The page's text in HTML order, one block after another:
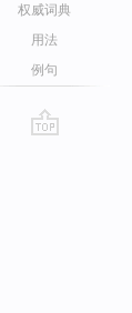
权威词典
用法
例句